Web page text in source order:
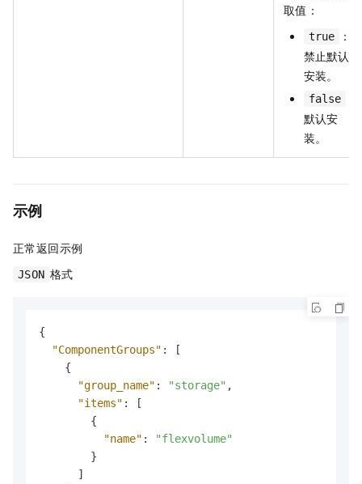
取值：
true
：
禁止默认
安装。
false
默认安
装。
示例
正常返回示例
JSON 格式
{
"ComponentGroups" :
[
{
"group_name" : "storage" ,
"items" :
[
{
"name" :
"flexvolume"
}
]